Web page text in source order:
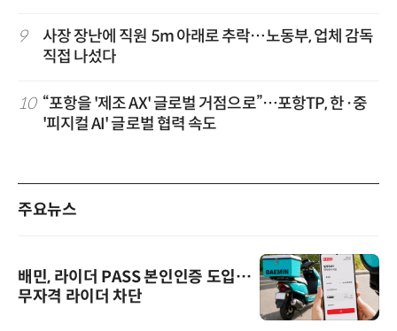
9
사장 장난에 직원 5m 아래로 추락…노동부, 업체 감독
직접 나섰다
10 “포항을 '제조 AX' 글로벌 거점으로”…포항TP, 한·중
'피지컬 AI' 글로벌 협력 속도
주요뉴스
배민, 라이더 PASS 본인인증 도입…
무자격 라이더 차단